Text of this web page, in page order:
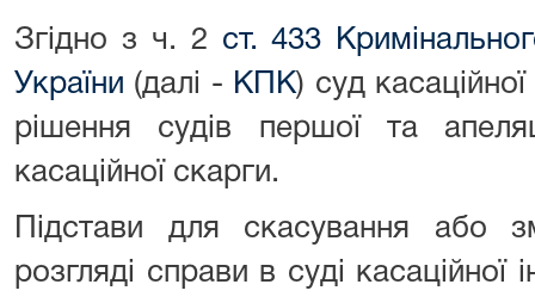
Згідно з ч. 2 ст. 433
України (далі - КПК) суд касаційної
рішення судів першої та
касаційної скарги.
Підстави для скасування або
розгляді справи в суді касаційної